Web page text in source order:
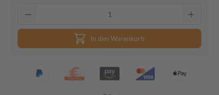
In den Warenkorb